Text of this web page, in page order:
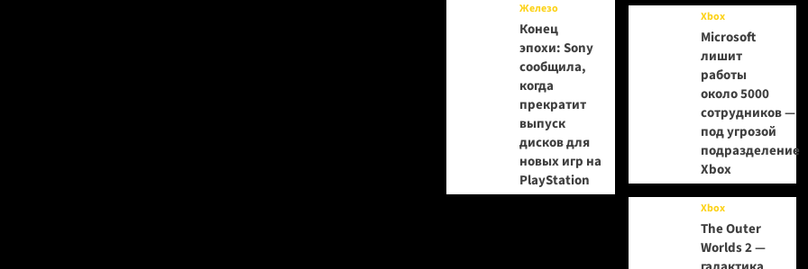
Железо
Конец
эпохи: Sony
сообщила,
когда
прекратит
выпуск
дисков для
новых игр на
PlayStation
Xbox
Microsoft
лишит
работы
около 5000
сотрудников —
под угрозой
подразделение
Xbox
Xbox
The Outer
Worlds 2 —